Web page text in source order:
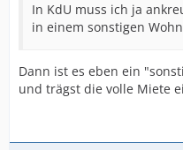
In KdU muss ich ja
in einem sonstigen
Dann ist es eben ein
und trägst die volle Miete